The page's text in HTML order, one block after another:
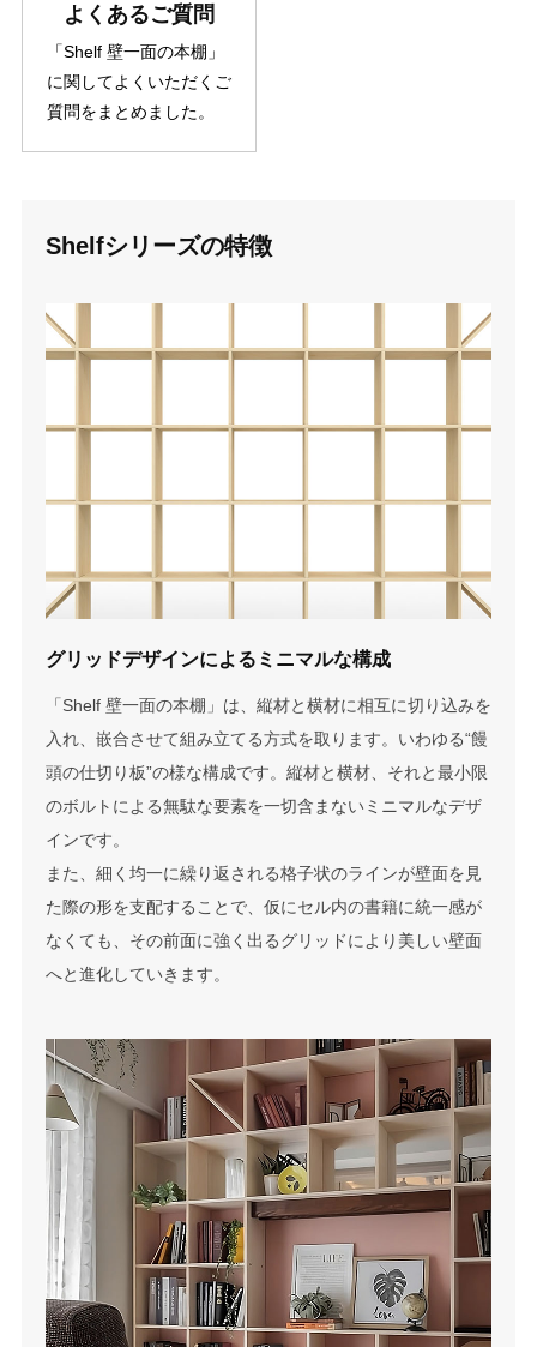
よくあるご質問
「Shelf 壁一面の本棚」
に関してよくいただくご
質問をまとめました。
Shelfシリーズの特徴
グリッドデザインによる ミニマルな構成
「Shelf 壁一面の本棚」は、縦材と横材に相互に切り込みを
入れ、嵌合させて組み立てる方式を取ります。いわゆる“饅
頭の仕切り板”の様な構成です。縦材と横材、それと最小限
のボルトによる無駄な要素を一切含まないミニマルなデザ
インです。
また、細く均一に繰り返される格子状のラインが壁面を見
た際の形を支配することで、仮にセル内の書籍に統一感が
なくても、その前面に強く出るグリッドにより美しい壁面
へと進化していきます。